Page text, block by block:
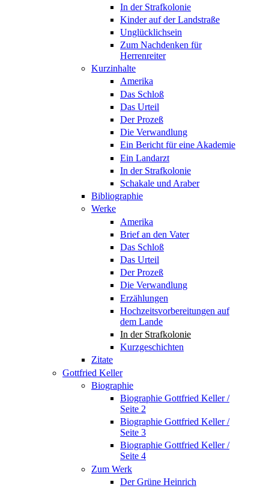
In der Strafkolonie
Kinder auf der Landstraße
Unglücklichsein
Zum Nachdenken für
Herrenreiter
Kurzinhalte
Amerika
Das Schloß
Das Urteil
Der Prozeß
Die Verwandlung
Ein Bericht für eine Akademie
Ein Landarzt
In der Strafkolonie
Schakale und Araber
Bibliographie
Werke
Amerika
Brief an den Vater
Das Schloß
Das Urteil
Der Prozeß
Die Verwandlung
Erzählungen
Hochzeitsvorbereitungen auf
dem Lande
In der Strafkolonie
Kurzgeschichten
Zitate
Gottfried Keller
Biographie
Biographie Gottfried Keller /
Seite 2
Biographie Gottfried Keller /
Seite 3
Biographie Gottfried Keller /
Seite 4
Zum Werk
Der Grüne Heinrich